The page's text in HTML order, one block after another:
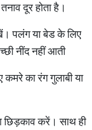
दूर होता है।
पलंग या बेड के लिए
नींद नहीं आती
का रंग गुलाबी या
करें। साथ ही